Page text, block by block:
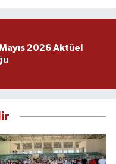
2026 Aktüel